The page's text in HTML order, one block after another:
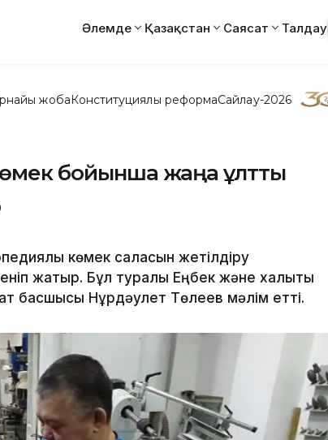
Әлемде Қазақстан Саясат Талдау
жобаКонституциялық реформаСайлау-2026
бойынша жаңа ұлттық
көмек саласын жетілдіру
жатыр. Бұл туралы Еңбек және халықты
басшысы Нұрдәулет Төлеев мәлім етті.